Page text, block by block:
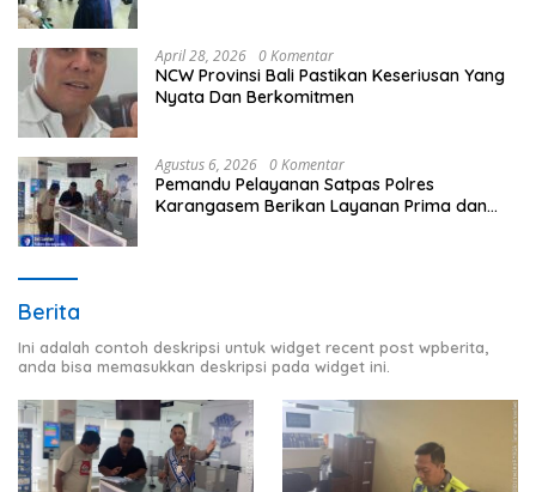
April 28, 2026 0 Komentar
NCW Provinsi Bali Pastikan Keseriusan Yang
Nyata Dan Berkomitmen
Agustus 6, 2026 0 Komentar
Pemandu Pelayanan Satpas Polres
Karangasem Berikan Layanan Prima dan
Berita
Ini adalah contoh deskripsi untuk widget recent post wpberita,
anda bisa memasukkan deskripsi pada widget ini.